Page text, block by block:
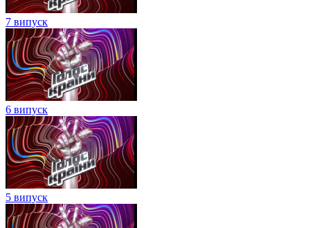
7 випуск
6 випуск
5 випуск